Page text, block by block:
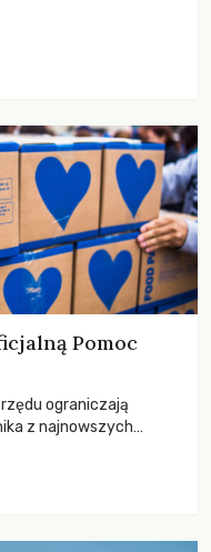
Pomoc
ograniczają
z najnowszych
w historii. Jakie będą